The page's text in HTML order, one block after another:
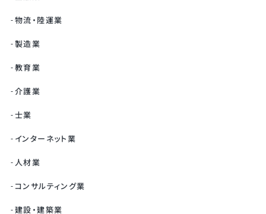
物流・陸運業
製造業
教育業
介護業
士業
インターネット業
人材業
コンサルティング業
建設・建築業